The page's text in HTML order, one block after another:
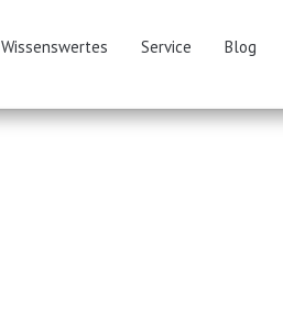
Wissenswertes Service Blog